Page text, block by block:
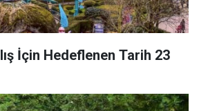
İçin Hedeflenen Tarih 23